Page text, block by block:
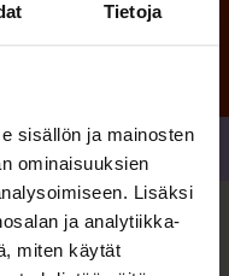
Tietoja
sisällön ja mainosten
ominaisuuksien
Lisäksi
ja analytiikka-
miten käytät